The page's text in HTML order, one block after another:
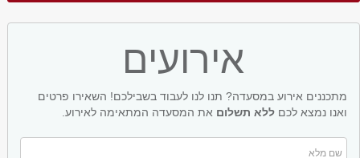
אירועים
מתכננים אירוע במסעדה? תנו לנו לעבוד בשבילכם! השאירו פרטים
ואנו נמצא לכם ללא תשלום את המסעדה המתאימה לאירוע.